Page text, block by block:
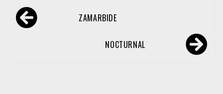
Navegación
de ZAMARBIDE
NOCTURNAL